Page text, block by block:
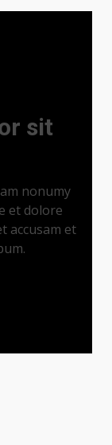
sit
nonumy
et dolore
accusam et